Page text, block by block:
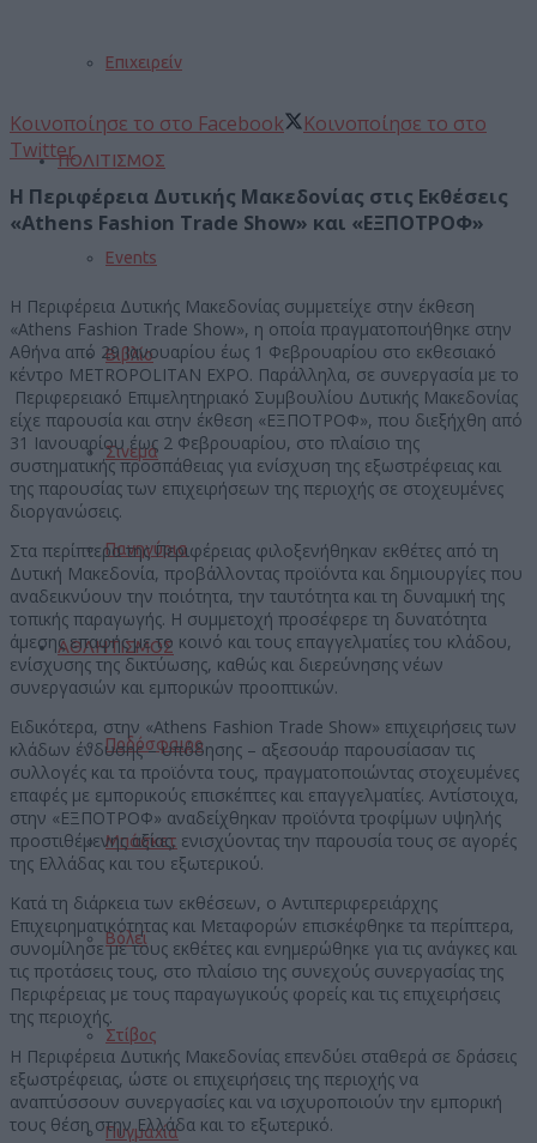
Επιχειρείν
ΠΟΛΙΤΙΣΜΟΣ
Events
Βιβλίο
Σινεμά
Πανηγύρια
ΑΘΛΗΤΙΣΜΟΣ
Ποδόσφαιρο
Μπάσκετ
Βόλεϊ
Στίβος
Πυγμαχία
Κοινοποίησε το στο Facebook
Κοινοποίησε το στο
Twitter
Η Περιφέρεια Δυτικής Μακεδονίας στις Εκθέσεις
«Athens Fashion Trade Show» και «ΕΞΠΟΤΡΟΦ»
Η Περιφέρεια Δυτικής Μακεδονίας συμμετείχε στην έκθεση
«Athens Fashion Trade Show», η οποία πραγματοποιήθηκε στην
Αθήνα από 29 Ιανουαρίου έως 1 Φεβρουαρίου στο εκθεσιακό
κέντρο METROPOLITAN EXPO. Παράλληλα, σε συνεργασία με το
Περιφερειακό Επιμελητηριακό Συμβουλίου Δυτικής Μακεδονίας
είχε παρουσία και στην έκθεση «ΕΞΠΟΤΡΟΦ», που διεξήχθη από
31 Ιανουαρίου έως 2 Φεβρουαρίου, στο πλαίσιο της
συστηματικής προσπάθειας για ενίσχυση της εξωστρέφειας και
της παρουσίας των επιχειρήσεων της περιοχής σε στοχευμένες
διοργανώσεις.
Στα περίπτερα της Περιφέρειας φιλοξενήθηκαν εκθέτες από τη
Δυτική Μακεδονία, προβάλλοντας προϊόντα και δημιουργίες που
αναδεικνύουν την ποιότητα, την ταυτότητα και τη δυναμική της
τοπικής παραγωγής. Η συμμετοχή προσέφερε τη δυνατότητα
άμεσης επαφής με το κοινό και τους επαγγελματίες του κλάδου,
ενίσχυσης της δικτύωσης, καθώς και διερεύνησης νέων
συνεργασιών και εμπορικών προοπτικών.
Ειδικότερα, στην «Athens Fashion Trade Show» επιχειρήσεις των
κλάδων ένδυσης – υπόδησης – αξεσουάρ παρουσίασαν τις
συλλογές και τα προϊόντα τους, πραγματοποιώντας στοχευμένες
επαφές με εμπορικούς επισκέπτες και επαγγελματίες. Αντίστοιχα,
στην «ΕΞΠΟΤΡΟΦ» αναδείχθηκαν προϊόντα τροφίμων υψηλής
προστιθέμενης αξίας, ενισχύοντας την παρουσία τους σε αγορές
της Ελλάδας και του εξωτερικού.
Κατά τη διάρκεια των εκθέσεων, ο Αντιπεριφερειάρχης
Επιχειρηματικότητας και Μεταφορών επισκέφθηκε τα περίπτερα,
συνομίλησε με τους εκθέτες και ενημερώθηκε για τις ανάγκες και
τις προτάσεις τους, στο πλαίσιο της συνεχούς συνεργασίας της
Περιφέρειας με τους παραγωγικούς φορείς και τις επιχειρήσεις
της περιοχής.
Η Περιφέρεια Δυτικής Μακεδονίας επενδύει σταθερά σε δράσεις
εξωστρέφειας, ώστε οι επιχειρήσεις της περιοχής να
αναπτύσσουν συνεργασίες και να ισχυροποιούν την εμπορική
τους θέση στην Ελλάδα και το εξωτερικό.